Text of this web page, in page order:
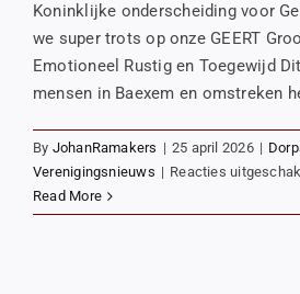
Koninklijke onderscheiding voor
we super trots op onze GEERT
Emotioneel Rustig en Toegewijd
mensen in Baexem en omstreken
By JohanRamakers | 25 april 2026 |
Verenigingsnieuws | Reacties
Read More